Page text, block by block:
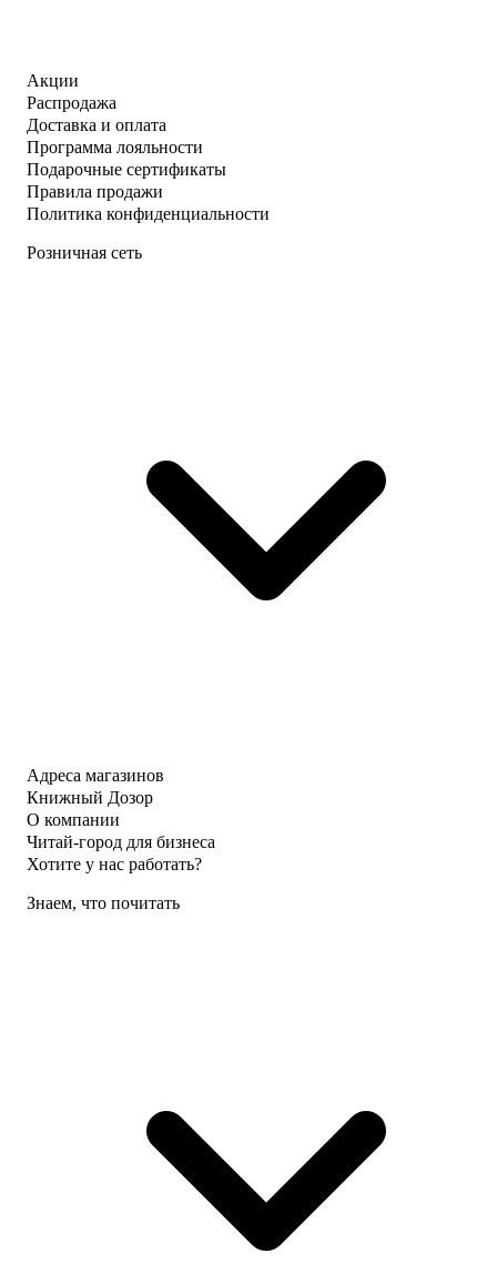
Акции
Распродажа
Доставка и оплата
Программа лояльности
Подарочные сертификаты
Правила продажи
Политика конфиденциальности
Розничная сеть
Адреса магазинов
Книжный Дозор
О компании
Читай-город для бизнеса
Хотите у нас работать?
Знаем, что почитать